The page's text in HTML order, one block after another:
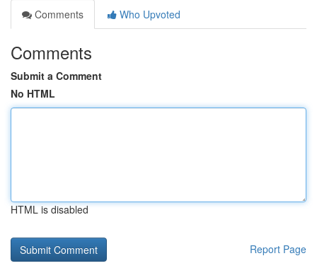
Comments
Who Upvoted
Comments
Submit a Comment
No HTML
HTML is disabled
Report Page